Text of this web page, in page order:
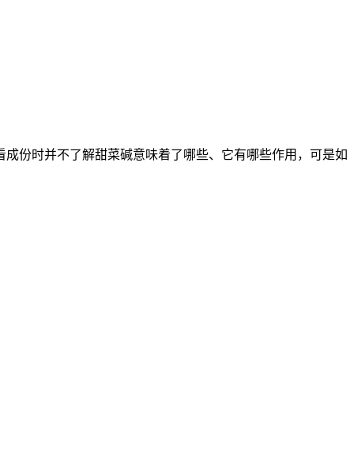
成份时并不了解甜菜碱意味着了哪些、它有哪些作用，可是如